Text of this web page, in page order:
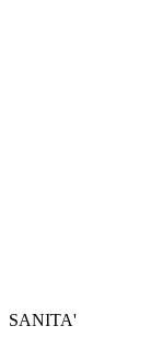
SANITA'